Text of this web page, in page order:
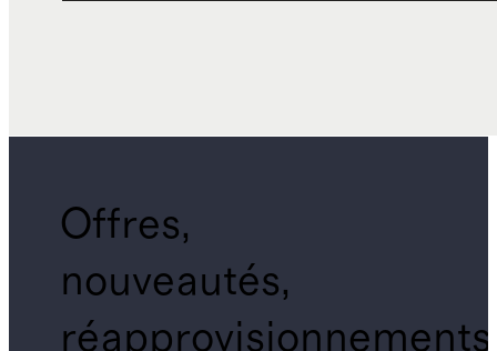
Offres,
nouveautés,
réapprovisionnements